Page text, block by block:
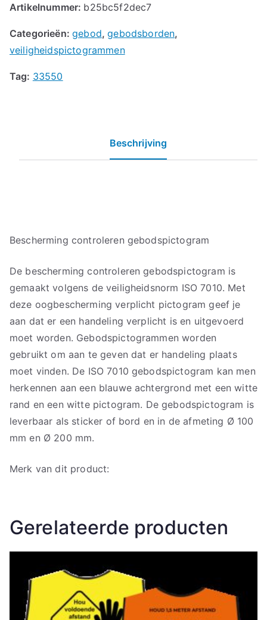
Artikelnummer: b25bc5f2dec7
Categorieën:gebod,gebodsborden,
veiligheidspictogrammen
Tag: 33550
Beschrijving
Bescherming controleren gebodspictogram
De bescherming controleren gebodspictogram is
gemaakt volgens de veiligheidsnorm ISO 7010. Met
deze oogbescherming verplicht pictogram geef je
aan dat er een handeling verplicht is en uitgevoerd
moet worden. Gebodspictogrammen worden
gebruikt om aan te geven dat er handeling plaats
moet vinden. De ISO 7010 gebodspictogram kan men
herkennen aan een blauwe achtergrond met een witte
rand en een witte pictogram. De gebodspictogram is
leverbaar als sticker of bord en in de afmeting Ø 100
mm en Ø 200 mm.
Merk van dit product:
Gerelateerde producten